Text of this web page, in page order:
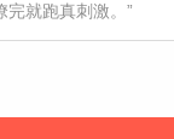
完就跑真刺激。”